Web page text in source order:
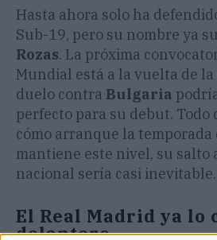
Hasta ahora solo ha
Sub-19, pero su nombre ya
Rozas. La próxima
Mundial está a la vuelta de
duelo contra Bulgaria
perfecto para su debut. Todo
cómo arranque la temporada
mantiene este nivel, su salto
nacional sería casi inevitable.
El Real Madrid ya lo
delantero